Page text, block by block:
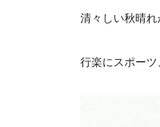
清々しい秋晴れ
行楽にスポーツ